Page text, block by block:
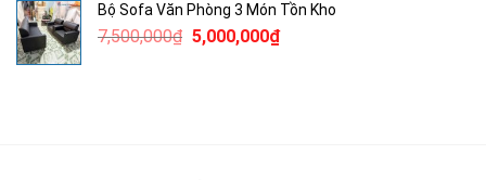
760,000₫.là:
500,000₫.
Bộ Sofa Văn Phòng 3 Món Tồn Kho
7,500,000₫ Giá
5,000,000₫Giá